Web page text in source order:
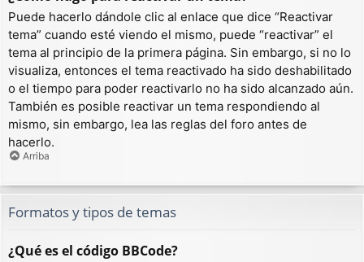
Puede hacerlo dándole clic al enlace que dice “Reactivar
tema” cuando esté viendo el mismo, puede “reactivar” el
tema al principio de la primera página. Sin embargo, si no lo
visualiza, entonces el tema reactivado ha sido deshabilitado
o el tiempo para poder reactivarlo no ha sido alcanzado aún.
También es posible reactivar un tema respondiendo al
mismo, sin embargo, lea las reglas del foro antes de
hacerlo.
Arriba
Formatos y tipos de temas
¿Qué es el código BBCode?